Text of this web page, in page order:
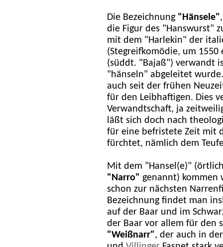
Die Bezeichnung "Hänsele",
die Figur des "Hanswurst"
mit dem "Harlekin" der
(Stegreifkomödie, um
(süddt. "Bajaß") verwandt
"hänseln" abgeleitet
auch seit der frühen
für den Leibhaftigen. Dies
Verwandtschaft, ja
läßt sich doch nach
für eine befristete Zeit mit
fürchtet, nämlich dem
Mit dem "Hansel(e)"
"Narro" genannt) kommen
schon zur nächsten
Bezeichnung findet man
auf der Baar und im
der Baar vor allem für den
"Weißnarr", der auch in